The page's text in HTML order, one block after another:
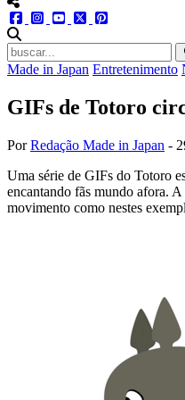
facebookinstagram
youtube
twitter
Made in Japan Entretenimento
GIFs de Totoro
PorRedação Made in Japan -
Uma série de GIFs do Totoro
encantando fãs mundo afora.
movimento como nestes